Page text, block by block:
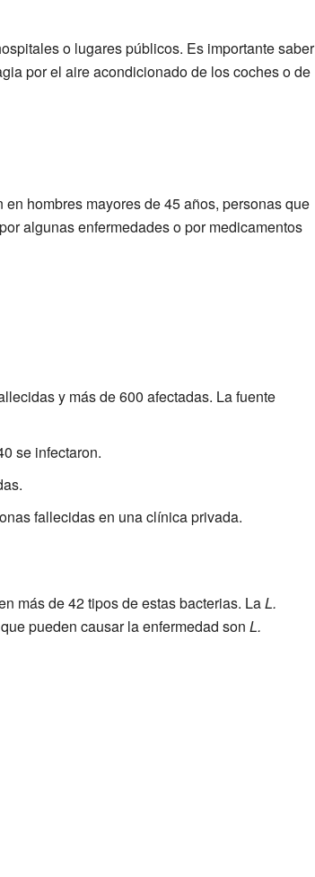
o lugares públicos. Es importante saber
por el aire acondicionado de los coches o de
hombres mayores de 45 años, personas que
algunas enfermedades o por medicamentos
y más de 600 afectadas. La fuente
se infectaron.
fallecidas en una clínica privada.
más de 42 tipos de estas bacterias. LaL.
pueden causar la enfermedad son L.